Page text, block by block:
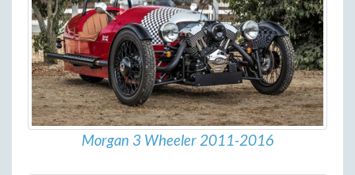
Morgan 3 Wheeler 2011-2016